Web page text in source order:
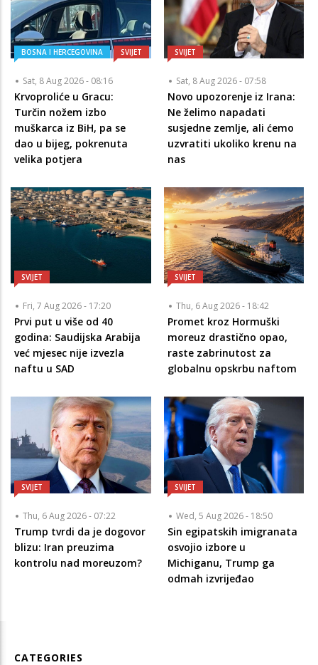
BOSNA I HERCEGOVINA SVIJET
Sat, 8 Aug 2026 - 08:16
Krvoproliće u Gracu:
Turčin nožem izbo
muškarca iz BiH, pa se
dao u bijeg, pokrenuta
velika potjera
SVIJET
Sat, 8 Aug 2026 - 07:58
Novo upozorenje iz Irana:
Ne želimo napadati
susjedne zemlje, ali ćemo
uzvratiti ukoliko krenu na
nas
SVIJET
Fri, 7 Aug 2026 - 17:20
Prvi put u više od 40
godina: Saudijska Arabija
već mjesec nije izvezla
naftu u SAD
SVIJET
Thu, 6 Aug 2026 - 18:42
Promet kroz Hormuški
moreuz drastično opao,
raste zabrinutost za
globalnu opskrbu naftom
SVIJET
Thu, 6 Aug 2026 - 07:22
Trump tvrdi da je dogovor
blizu: Iran preuzima
kontrolu nad moreuzom?
SVIJET
Wed, 5 Aug 2026 - 18:50
Sin egipatskih imigranata
osvojio izbore u
Michiganu, Trump ga
odmah izvrijeđao
CATEGORIES